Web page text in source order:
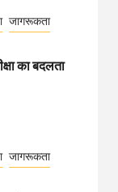
जागरूकता
का बदलता
जागरूकता